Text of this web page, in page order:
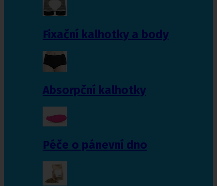
Fixační kalhotky a body
Absorpční kalhotky
Péče o pánevní dno